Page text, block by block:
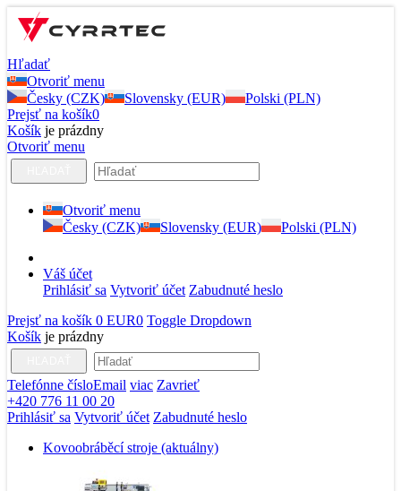
Hľadať
Otvoriť menu
Česky (CZK)
Slovensky (EUR)
Polski (PLN)
Prejsť na košík0
Košík je prázdny
Otvoriť menu
Otvoriť menu
Česky (CZK)
Slovensky (EUR) Polski (PLN)
Váš účet
Prihlásiť sa Vytvoriť účet Zabudnuté heslo
Prejsť na košík 0 EUR0 Toggle Dropdown
Košík je prázdny
Telefónne čísloEmail viac Zavrieť
+420 776 11 00 20
Prihlásiť sa Vytvoriť účet Zabudnuté heslo
Kovoobráběcí stroje (aktuálny)